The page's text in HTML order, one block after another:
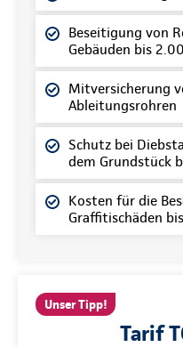
Beseitigung von
Gebäuden bis
Mitversicherung
Ableitungsrohren
Schutz bei
dem Grundstück
Kosten für die
Graffitischäden
Unser Tipp!
Tarif